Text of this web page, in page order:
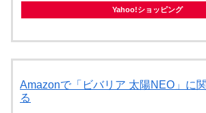
Yahoo!ショッピング
Amazonで「ビバリア 太陽NEO」に
る